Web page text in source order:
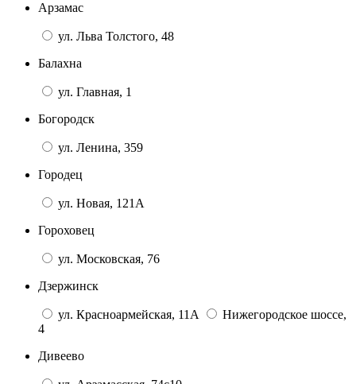
Арзамас
ул. Льва Толстого, 48
Балахна
ул. Главная, 1
Богородск
ул. Ленина, 359
Городец
ул. Новая, 121А
Гороховец
ул. Московская, 76
Дзержинск
ул. Красноармейская, 11А
Нижегородское шоссе,
4
Дивеево